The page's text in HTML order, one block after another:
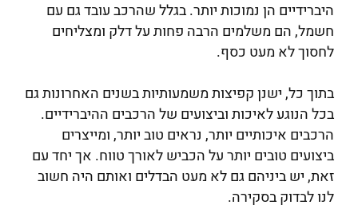
היברידיים הן נמוכות יותר. בגלל שהרכב עובד גם עם
חשמל, הם משלמים הרבה פחות על דלק ומצליחים
לחסוך לא מעט כסף.
בתוך כל, ישנן קפיצות משמעותיות בשנים האחרונות גם
בכל הנוגע לאיכות וביצועים של הרכבים ההיברידיים.
הרכבים איכותיים יותר, נראים טוב יותר, ומייצרים
ביצועים טובים יותר על הכביש לאורך טווח. אך יחד עם
זאת, יש ביניהם גם לא מעט הבדלים ואותם היה חשוב
לנו לבדוק בסקירה.